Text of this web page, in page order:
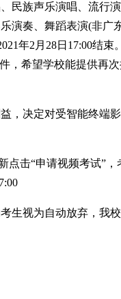
民族声乐演唱、流行
演奏、舞蹈表演(非
年2月28日17:00结
，希望学校能提供再
，决定对受智能终端
点击“申请视频考试”
生视为自动放弃，我